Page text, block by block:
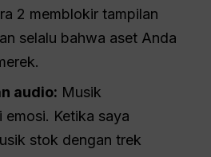
2 memblokir tampilan
selalu bahwa aset Anda
audio: Musik
emosi. Ketika saya
stok dengan trek